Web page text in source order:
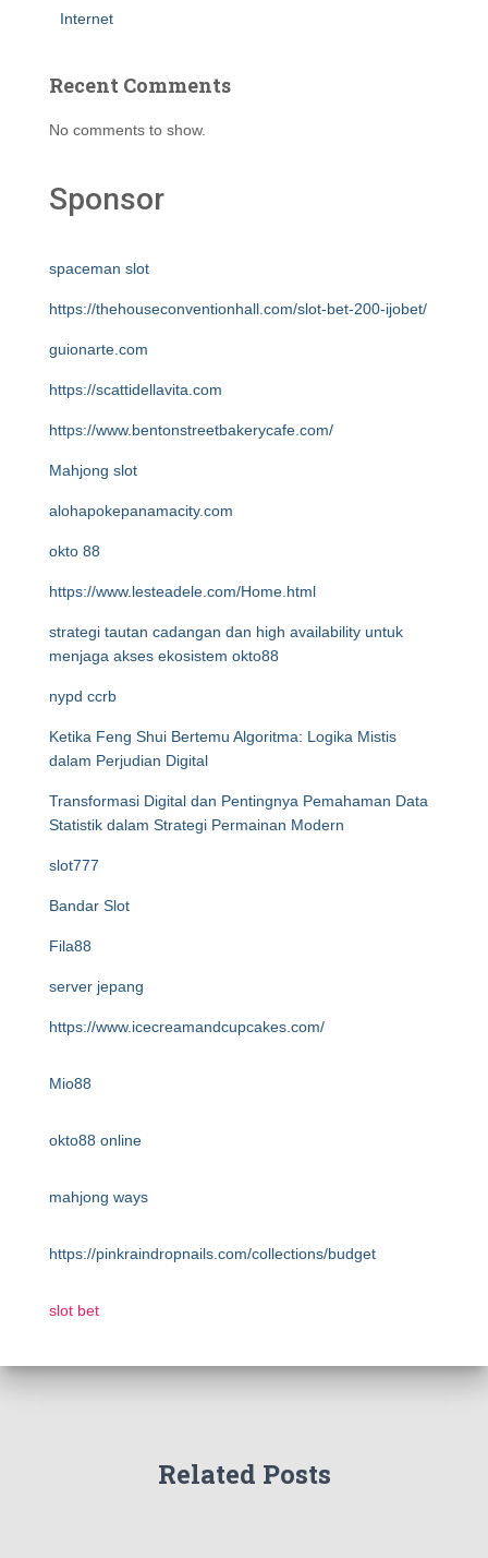
Internet
Recent Comments
No comments to show.
Sponsor
spaceman slot
https://thehouseconventionhall.com/slot-bet-200-ijobet/
guionarte.com
https://scattidellavita.com
https://www.bentonstreetbakerycafe.com/
Mahjong slot
alohapokepanamacity.com
okto 88
https://www.lesteadele.com/Home.html
strategi tautan cadangan dan high availability untuk
menjaga akses ekosistem okto88
nypd ccrb
Ketika Feng Shui Bertemu Algoritma: Logika Mistis
dalam Perjudian Digital
Transformasi Digital dan Pentingnya Pemahaman Data
Statistik dalam Strategi Permainan Modern
slot777
Bandar Slot
Fila88
server jepang
https://www.icecreamandcupcakes.com/
Mio88
okto88 online
mahjong ways
https://pinkraindropnails.com/collections/budget
slot bet
Related Posts